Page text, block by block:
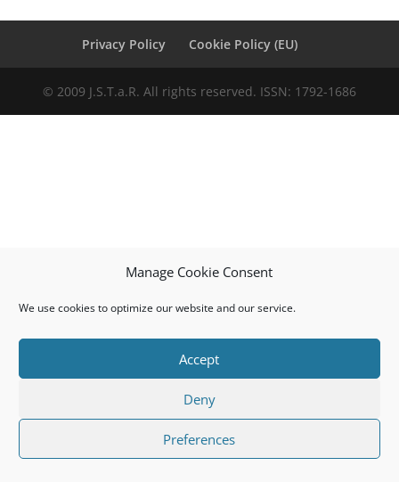
Manage Cookie Consent
We use cookies to optimize our website and our service.
Accept
Deny
Preferences
Privacy Policy Cookie Policy (EU)
© 2009 J.S.T.a.R. All rights reserved. ISSN: 1792-1686